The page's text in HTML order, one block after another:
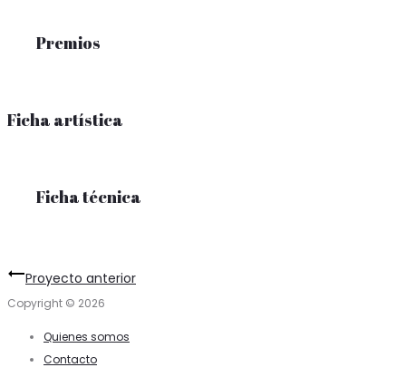
Premios
Ficha artística
Ficha técnica
Project
navigation
Proyecto anterior
Copyright © 2026
Quienes somos
Contacto